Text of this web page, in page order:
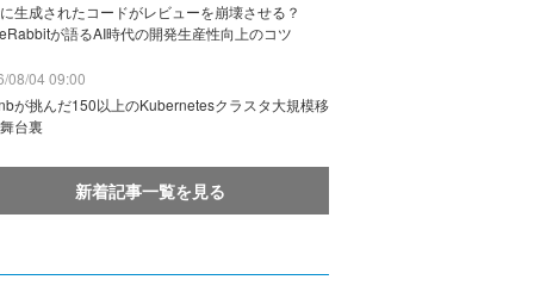
生成されたコードがレビューを崩壊させる？
が語るAI時代の開発生産性向上のコツ
08/04 09:00
が挑んだ150以上のKubernetesクラスタ大規模移
台裏
新着記事一覧を見る